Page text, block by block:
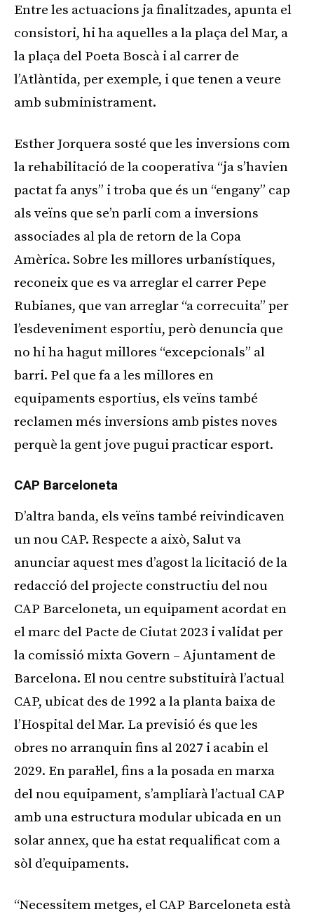
Entre les actuacions ja finalitzades, apunta el
consistori, hi ha aquelles a la plaça del Mar, a
la plaça del Poeta Boscà i al carrer de
l’Atlàntida, per exemple, i que tenen a veure
amb subministrament.
Esther Jorquera sosté que les inversions com
la rehabilitació de la cooperativa “ja s’havien
pactat fa anys” i troba que és un “engany” cap
als veïns que se’n parli com a inversions
associades al pla de retorn de la Copa
Amèrica. Sobre les millores urbanístiques,
reconeix que es va arreglar el carrer Pepe
Rubianes, que van arreglar “a correcuita” per
l’esdeveniment esportiu, però denuncia que
no hi ha hagut millores “excepcionals” al
barri. Pel que fa a les millores en
equipaments esportius, els veïns també
reclamen més inversions amb pistes noves
perquè la gent jove pugui practicar esport.
CAP Barceloneta
D’altra banda, els veïns també reivindicaven
un nou CAP. Respecte a això, Salut va
anunciar aquest mes d’agost la licitació de la
redacció del projecte constructiu del nou
CAP Barceloneta, un equipament acordat en
el marc del Pacte de Ciutat 2023 i validat per
la comissió mixta Govern – Ajuntament de
Barcelona. El nou centre substituirà l’actual
CAP, ubicat des de 1992 a la planta baixa de
l’Hospital del Mar. La previsió és que les
obres no arranquin fins al 2027 i acabin el
2029. En paral·lel, fins a la posada en marxa
del nou equipament, s’ampliarà l’actual CAP
amb una estructura modular ubicada en un
solar annex, que ha estat requalificat com a
sòl d’equipaments.
“Necessitem metges, el CAP Barceloneta està